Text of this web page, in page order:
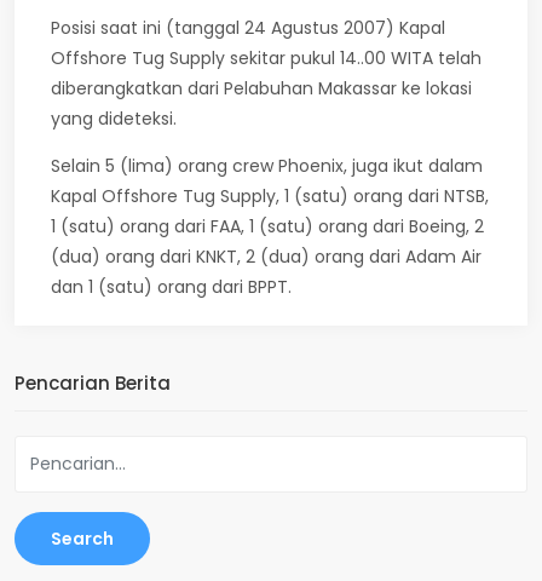
Posisi saat ini (tanggal 24 Agustus 2007) Kapal
Offshore Tug Supply sekitar pukul 14..00 WITA telah
diberangkatkan dari Pelabuhan Makassar ke lokasi
yang dideteksi.
Selain 5 (lima) orang crew Phoenix, juga ikut dalam
Kapal Offshore Tug Supply, 1 (satu) orang dari NTSB,
1 (satu) orang dari FAA, 1 (satu) orang dari Boeing, 2
(dua) orang dari KNKT, 2 (dua) orang dari Adam Air
dan 1 (satu) orang dari BPPT.
Pencarian Berita
Search